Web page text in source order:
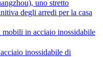
uno stretto
degli arredi per la casa
in acciaio inossidabile
inossidabile di